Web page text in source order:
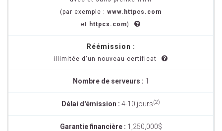
(par exemple : www.httpcs.com
et httpcs.com)
Réémission :
illimitée d'un nouveau certificat
Nombre de serveurs : 1
Délai d'émission : 4-10 jours(2)
Garantie financière : 1,250,000$